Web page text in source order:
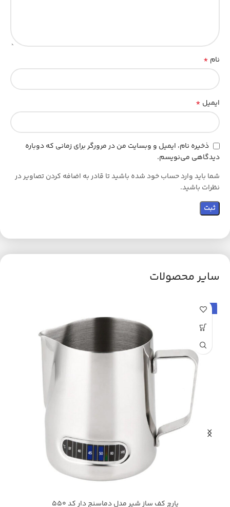
نام *
ایمیل *
ذخیره نام، ایمیل و وبسایت من در مرورگر برای زمانی که دوباره
دیدگاهی می‌نویسم.
شما باید وارد حساب خود شده باشید تا قادر به اضافه کردن تصاویر در
نظرات باشید.
سایر محصولات
حراج
پارچ کف ساز شیر مدل دماسنج دار کد 550